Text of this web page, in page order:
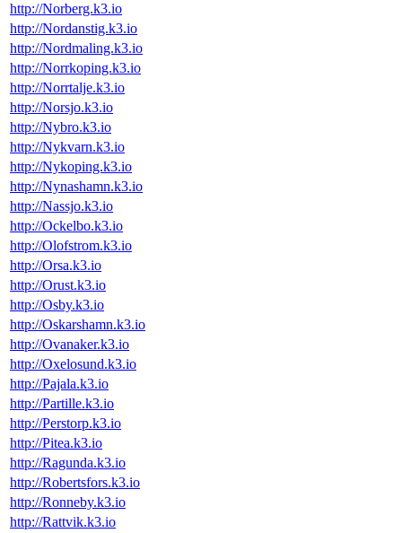
http://Norberg.k3.io
http://Nordanstig.k3.io
http://Nordmaling.k3.io
http://Norrkoping.k3.io
http://Norrtalje.k3.io
http://Norsjo.k3.io
http://Nybro.k3.io
http://Nykvarn.k3.io
http://Nykoping.k3.io
http://Nynashamn.k3.io
http://Nassjo.k3.io
http://Ockelbo.k3.io
http://Olofstrom.k3.io
http://Orsa.k3.io
http://Orust.k3.io
http://Osby.k3.io
http://Oskarshamn.k3.io
http://Ovanaker.k3.io
http://Oxelosund.k3.io
http://Pajala.k3.io
http://Partille.k3.io
http://Perstorp.k3.io
http://Pitea.k3.io
http://Ragunda.k3.io
http://Robertsfors.k3.io
http://Ronneby.k3.io
http://Rattvik.k3.io